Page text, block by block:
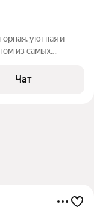
уютная и
из самых
2. Квартира в
Чат